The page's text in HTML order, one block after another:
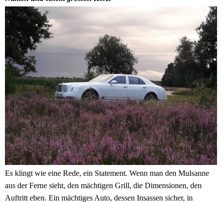
Es klingt wie eine Rede, ein Statement. Wenn man den Mulsanne
aus der Ferne sieht, den mächtigen Grill, die Dimensionen, den
Auftritt eben. Ein mächtiges Auto, dessen Insassen sicher, in